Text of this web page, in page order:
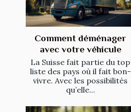
Comment déménager
avec votre véhicule
La Suisse fait partie du top
liste des pays où il fait bon-
vivre. Avec les possibilités
qu’elle...